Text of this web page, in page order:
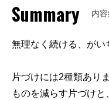
Summary 内
無理なく続ける、がい
片づけには2種類ありま
ものを減らす片づけと